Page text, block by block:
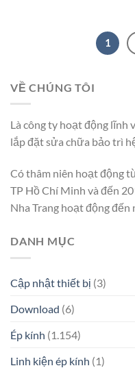
1
VỀ CHÚNG TÔI
Là công ty hoạt động lĩnh
lắp đặt sửa chữa bảo trì
Có thâm niên hoạt động
TP Hồ Chí Minh và đến
Nha Trang hoạt động đến
DANH MỤC
Cập nhật thiết bị (3)
Download (6)
Ép kính (1.154)
Linh kiện ép kính (1)